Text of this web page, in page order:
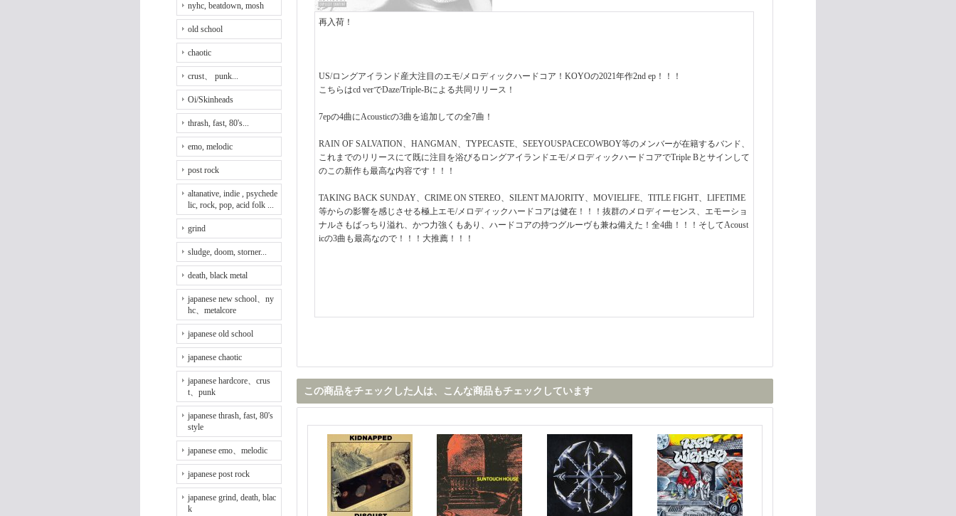
nyhc, beatdown, mosh
old school
chaotic
crust、 punk...
Oi/Skinheads
thrash, fast, 80's...
emo, melodic
post rock
altanative, indie , psychede
lic, rock, pop, acid folk ...
grind
sludge, doom, storner...
death, black metal
japanese new school、ny
hc、metalcore
japanese old school
japanese chaotic
japanese hardcore、crus
t、punk
japanese thrash, fast, 80's
style
japanese emo、melodic
japanese post rock
japanese grind, death, blac
k
再入荷！
US/ロングアイランド産大注目のエモ/メロディックハードコア！KOYOの2021年作2nd ep！！！
こちらはcd verでDaze/Triple-Bによる共同リリース！
7epの4曲にAcousticの3曲を追加しての全7曲！
RAIN OF SALVATION、HANGMAN、TYPECASTE、SEEYOUSPACECOWBOY等のメンバーが在籍するバンド、
これまでのリリースにて既に注目を浴びるロングアイランドエモ/メロディックハードコアでTriple Bとサインして
のこの新作も最高な内容です！！！
TAKING BACK SUNDAY、CRIME ON STEREO、SILENT MAJORITY、MOVIELIFE、TITLE FIGHT、LIFETIME
等からの影響を感じさせる極上エモ/メロディックハードコアは健在！！！抜群のメロディーセンス、エモーショ
ナルさもばっちり溢れ、かつ力強くもあり、ハードコアの持つグルーヴも兼ね備えた！全4曲！！！そしてAcoust
icの3曲も最高なので！！！大推薦！！！
この商品をチェックした人は、こんな商品もチェックしています